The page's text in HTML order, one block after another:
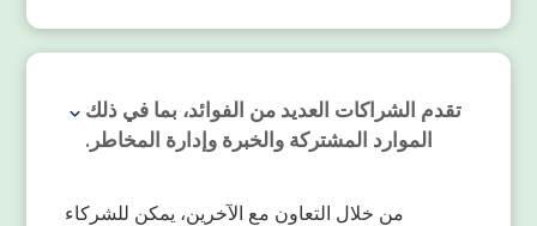
تقدم الشراكات العديد من الفوائد، بما في ذلك
الموارد المشتركة والخبرة وإدارة المخاطر.
من خلال التعاون مع الآخرين، يمكن للشركاء